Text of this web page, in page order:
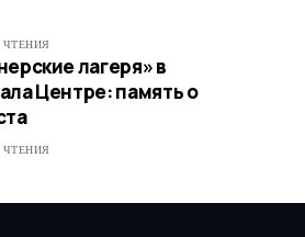
лагеря» в
Центре: память о